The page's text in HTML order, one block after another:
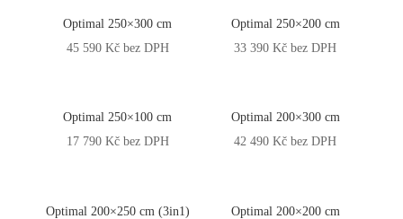
Optimal 250×300 cm
45 590 Kč bez DPH
Optimal 250×200 cm
33 390Kč bez DPH
Optimal 250×100 cm
17 790 Kč bez DPH
Optimal 200×300 cm
42 490Kč bez DPH
Optimal 200×250 cm (3in1)
Optimal 200×200 cm